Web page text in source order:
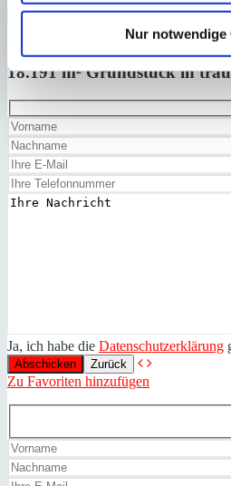
Nur notwendige
×
Anfrage starten für: Sant Elm
18.191 m² Grundstück in
Ja, ich habe die Datenschutzerklärung
Zurück
Zu Favoriten hinzufügen